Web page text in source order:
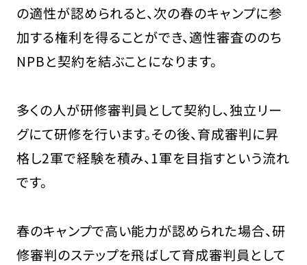
の適性が認められると、次の春のキャンプに参
加する権利を得ることができ、適性審査ののち
NPBと契約を結ぶことになります。
多くの人が研修審判員として契約し、独立リー
グにて研修を行います。その後、育成審判に昇
格し2軍で経験を積み、1軍を目指すという流れ
です。
春のキャンプで高い能力が認められた場合、研
修審判のステップを飛ばして育成審判員として